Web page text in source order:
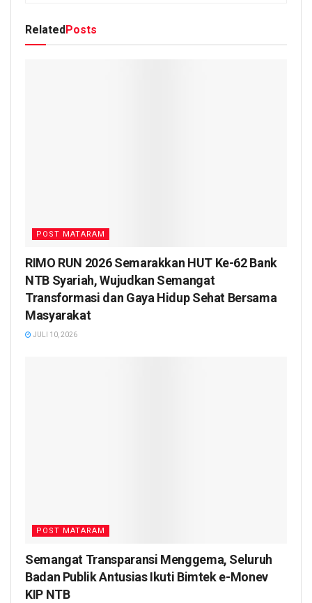
RelatedPosts
POST MATARAM
RIMO RUN 2026 Semarakkan HUT Ke-62 Bank
NTB Syariah, Wujudkan Semangat
Transformasi dan Gaya Hidup Sehat Bersama
Masyarakat
JULI 10, 2026
POST MATARAM
Semangat Transparansi Menggema, Seluruh
Badan Publik Antusias Ikuti Bimtek e-Monev
KIP NTB